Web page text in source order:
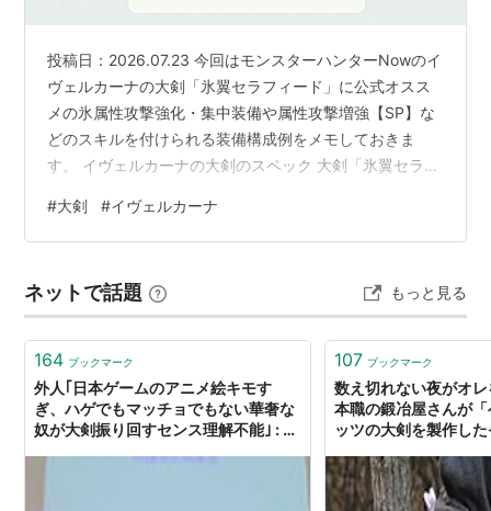
その名の通りハンターの身の丈を上回る巨大な剣。見た
るため、決して弱点ではない。
ガードは剣自体を盾のようにして行うので、ガードで斬
れ味が落ちる。
隙が大きいため扱いはやや難しい…という程でもなかっ
たりする。どちらかというと初心者向きらしい。
第1作での解説(引用)
大型生物と戦うことを前提に設計された巨大な
剣。
巨大さゆえに扱いに慣れは必要だが、
縦斬り、横斬り、斬り上げと、広範囲に攻撃がで
投稿日：2026.07.23 今回はモンスターハンターNowのイ
ヴェルカーナの大剣「氷翼セラフィード」に公式オスス
メの氷属性攻撃強化・集中装備や属性攻撃増強【SP】な
どのスキルを付けられる装備構成例をメモしておきま
す。 イヴェルカーナの大剣のスペック 大剣「氷翼セラフ
属性攻撃増強【SP】などのスキルを付けられる装備構成
例 パターン1 公式オススメの氷属性攻撃強化・集中装備
撃強化Lv5+氷属性攻撃強化・境地Lv1 「冰龍の冰纏」の
スキル 「無心」のスキル イヴェルカーナの初登場 大剣
の…
#大剣 #イヴェルカーナ
ネットで話題 もっと見る
164 ブックマーク
外人｢日本ゲームのアニメ絵キモす
ぎ、ハゲでもマッチョでもない華奢な
奴が大剣振り回すセンス理解不能｣ : 痛
107 ブックマーク
数え切れない夜がオ
本職の鍛冶屋さんが
ッツの大剣を製作し